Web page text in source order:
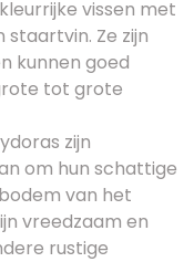
vissen met
staartvin. Ze zijn
kunnen goed
tot grote
zijn
om hun schattige
van het
vreedzaam en
rustige